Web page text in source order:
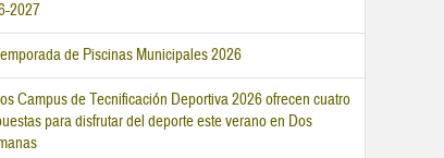
2027
de Piscinas Municipales 2026
Campus de Tecnificación Deportiva 2026 ofrecen cuatro
para disfrutar del deporte este verano en Dos